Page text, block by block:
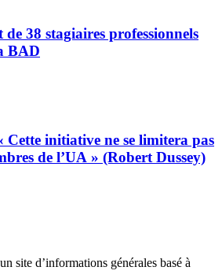
38 stagiaires professionnels
BAD
initiative ne se limitera pas
de l’UA » (Robert Dussey)
site d’informations générales basé à